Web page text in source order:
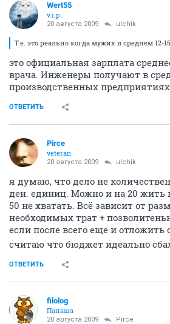
Wert55
v.i.p.
20 августа 2009 ulchik
Т.е. это реально когда мужик в среднем 12-
это официальная зарплата
врача. Инженеры получают в
производственных
ОТВЕТИТЬ
Pirce
veteran
20 августа 2009 ulchik
я думаю, что дело не
ден. единиц. Можно и на 20 жить
50 не хватать. Всё зависит от
необходимых трат +
если после всего еще и отложить
считаю что бюджет идеально
ОТВЕТИТЬ
filolog
Папаша
20 августа 2009 Pirce